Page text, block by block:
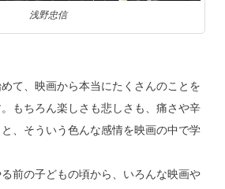
浅野忠信
て、映画から本当にたくさんのことを
もちろん楽しさも悲しさも、痛さや辛
、そういう色んな感情を映画の中で学
前の子どもの頃から、いろんな映画や